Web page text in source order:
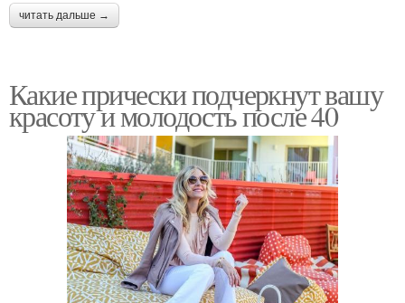
читать дальше →
Какие прически подчеркнут вашу
красоту и молодость после 40